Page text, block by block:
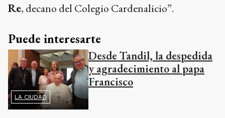
Re, decano del Colegio Cardenalicio”.
Puede interesarte
LA CIUDAD
Desde Tandil, la despedida
y agradecimiento al papa
Francisco